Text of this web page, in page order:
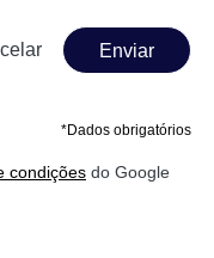
Enviar
*Dados obrigatórios
condições do Google